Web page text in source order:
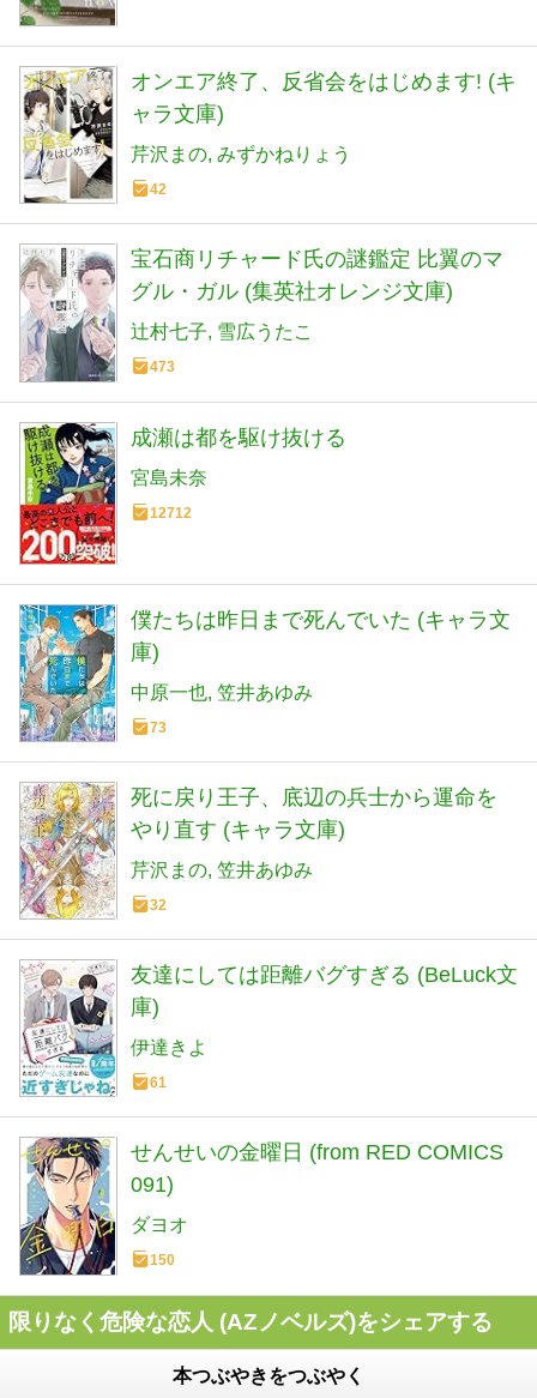
オンエア終了、反省会をはじめます! (キ
ャラ文庫)
芹沢まの みずかねりょう
42
宝石商リチャード氏の謎鑑定 比翼のマ
グル・ガル (集英社オレンジ文庫)
辻村七子 雪広うたこ
473
成瀬は都を駆け抜ける
宮島未奈
12712
僕たちは昨日まで死んでいた (キャラ文
庫)
中原一也 笠井あゆみ
73
死に戻り王子、底辺の兵士から運命を
やり直す (キャラ文庫)
芹沢まの 笠井あゆみ
32
友達にしては距離バグすぎる (BeLuck文
庫)
伊達きよ
61
せんせいの金曜日 (from RED COMICS
091)
ダヨオ
150
限りなく危険な恋人 (AZノベルズ)をシェアする
本つぶやきをつぶやく